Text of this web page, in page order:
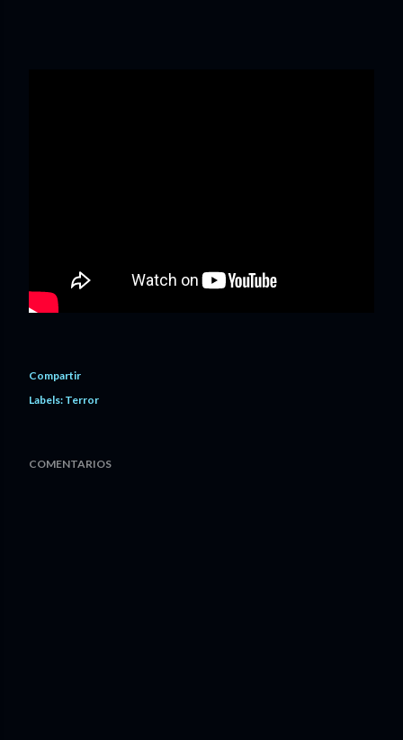
Compartir
Labels: Terror
COMENTARIOS